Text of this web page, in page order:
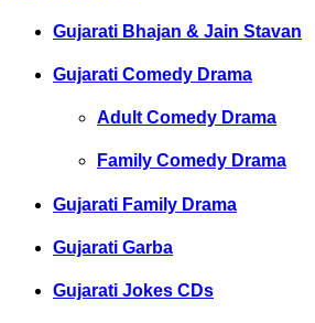
Gujarati Bhajan & Jain Stavan
Gujarati Comedy Drama
Adult Comedy Drama
Family Comedy Drama
Gujarati Family Drama
Gujarati Garba
Gujarati Jokes CDs